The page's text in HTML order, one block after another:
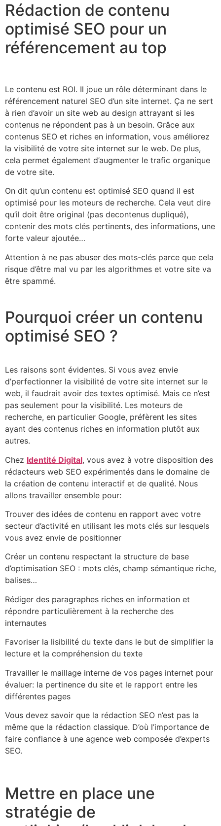
Rédaction de contenu
optimisé SEO pour un
référencement au top
Le contenu est ROI. Il joue un rôle déterminant dans le
référencement naturel SEO d’un site internet. Ça ne sert
à rien d’avoir un site web au design attrayant si les
contenus ne répondent pas à un besoin. Grâce aux
contenus SEO et riches en information, vous améliorez
la visibilité de votre site internet sur le web. De plus,
cela permet également d’augmenter le trafic organique
de votre site.
On dit qu’un contenu est optimisé SEO quand il est
optimisé pour les moteurs de recherche. Cela veut dire
qu’il doit être original (pas decontenus dupliqué),
contenir des mots clés pertinents, des informations, une
forte valeur ajoutée…
Attention à ne pas abuser des mots-clés parce que cela
risque d’être mal vu par les algorithmes et votre site va
être spammé.
Pourquoi créer un contenu
optimisé SEO ?
Les raisons sont évidentes. Si vous avez envie
d’perfectionner la visibilité de votre site internet sur le
web, il faudrait avoir des textes optimisé. Mais ce n’est
pas seulement pour la visibilité. Les moteurs de
recherche, en particulier Google, préfèrent les sites
ayant des contenus riches en information plutôt aux
autres.
Chez Identité Digital, vous avez à votre disposition des
rédacteurs web SEO expérimentés dans le domaine de
la création de contenu interactif et de qualité. Nous
allons travailler ensemble pour:
Trouver des idées de contenu en rapport avec votre
secteur d’activité en utilisant les mots clés sur lesquels
vous avez envie de positionner
Créer un contenu respectant la structure de base
d’optimisation SEO : mots clés, champ sémantique riche,
balises…
Rédiger des paragraphes riches en information et
répondre particulièrement à la recherche des
internautes
Favoriser la lisibilité du texte dans le but de simplifier la
lecture et la compréhension du texte
Travailler le maillage interne de vos pages internet pour
évaluer: la pertinence du site et le rapport entre les
différentes pages
Vous devez savoir que la rédaction SEO n’est pas la
même que la rédaction classique. D’où l’importance de
faire confiance à une agence web composée d’experts
SEO.
Mettre en place une
stratégie de